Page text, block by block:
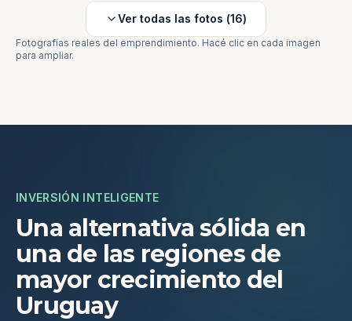
Ver todas las fotos (16)
Fotografías reales del emprendimiento. Hacé clic en cada imagen
para ampliar.
INVERSIÓN INTELIGENTE
Una alternativa sólida en
una de las regiones de
mayor crecimiento del
Uruguay